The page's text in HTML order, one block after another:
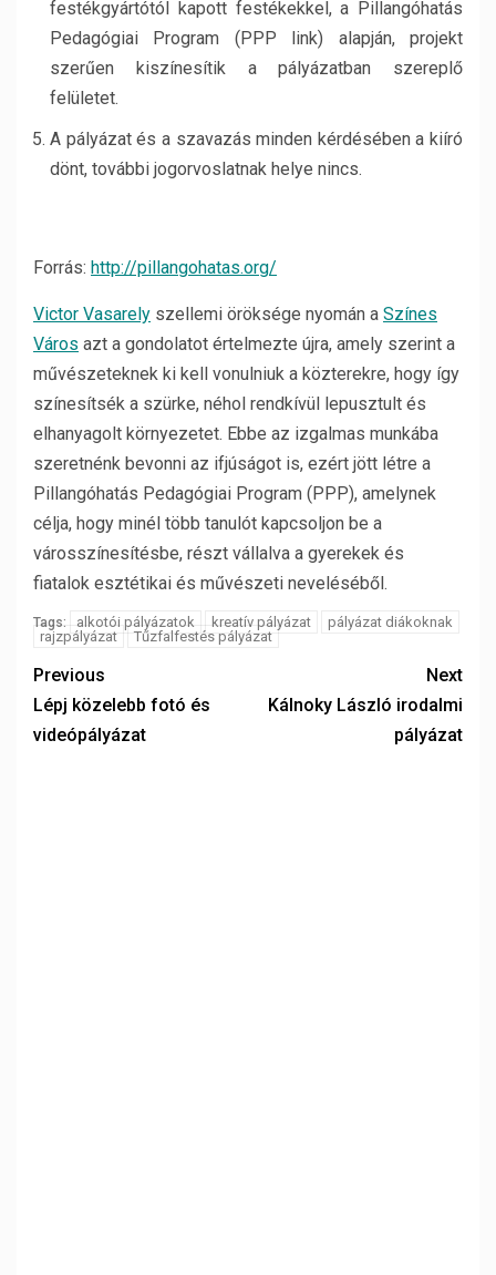
festékgyártótól kapott festékekkel, a Pillangóhatás
Pedagógiai Program (PPP link) alapján, projekt
szerűen kiszínesítik a pályázatban szereplő
felületet.
A pályázat és a szavazás minden kérdésében a kiíró
dönt, további jogorvoslatnak helye nincs.
Forrás: http://pillangohatas.org/
Victor Vasarely szellemi öröksége nyomán a Színes
Város azt a gondolatot értelmezte újra, amely szerint a
művészeteknek ki kell vonulniuk a közterekre, hogy így
színesítsék a szürke, néhol rendkívül lepusztult és
elhanyagolt környezetet. Ebbe az izgalmas munkába
szeretnénk bevonni az ifjúságot is, ezért jött létre a
Pillangóhatás Pedagógiai Program (PPP), amelynek
célja, hogy minél több tanulót kapcsoljon be a
városszínesítésbe, részt vállalva a gyerekek és
fiatalok esztétikai és művészeti neveléséből.
Tags: alkotói pályázatok kreatív pályázat
pályázat diákoknak
rajzpályázat
Tűzfalfestés pályázat
Previous
Lépj közelebb fotó és
videópályázat
Next
Kálnoky László irodalmi
pályázat